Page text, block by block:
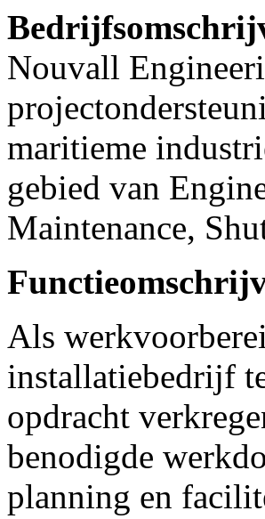
Nouvall
maritieme
gebied van
Maintenance,
Als
installatiebedrijf
opdracht
benodigde
planning en